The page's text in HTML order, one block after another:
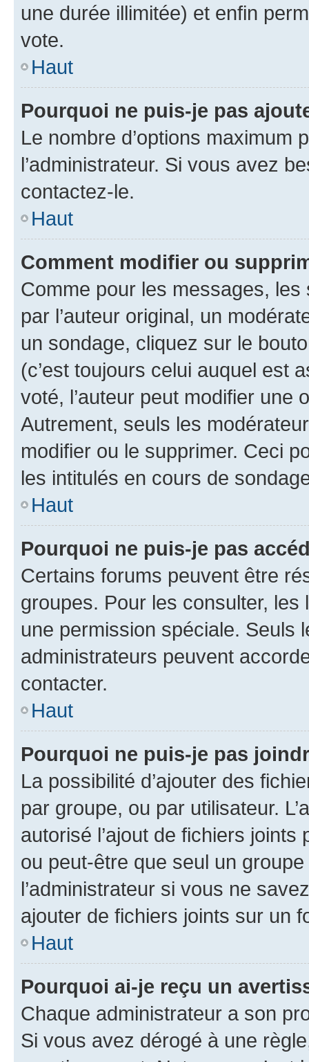
une durée illimitée) et enfin
vote.
Haut
Pourquoi ne puis-je pas
Le nombre d’options maximum
l’administrateur. Si vous avez
contactez-le.
Haut
Comment modifier ou
Comme pour les messages,
par l’auteur original, un
un sondage, cliquez sur le
(c’est toujours celui auquel est
voté, l’auteur peut modifier une
Autrement, seuls les
modifier ou le supprimer. Ceci
les intitulés en cours de
Haut
Pourquoi ne puis-je pas
Certains forums peuvent être
groupes. Pour les consulter,
une permission spéciale. Seuls
administrateurs peuvent
contacter.
Haut
Pourquoi ne puis-je pas
La possibilité d’ajouter des
par groupe, ou par utilisateur.
autorisé l’ajout de fichiers
ou peut-être que seul un
l’administrateur si vous ne
ajouter de fichiers joints sur un
Haut
Pourquoi ai-je reçu un
Chaque administrateur a son
Si vous avez dérogé à une